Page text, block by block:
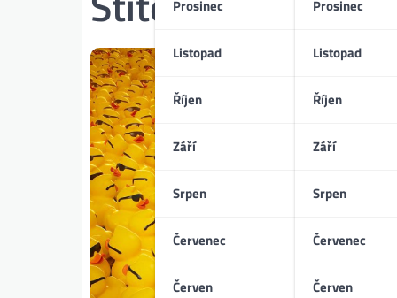
Prosinec
Listopad
Říjen
Září
Srpen
Červenec
Červen
Prosinec
Listopad
Říjen
Září
Srpen
Červenec
Červen